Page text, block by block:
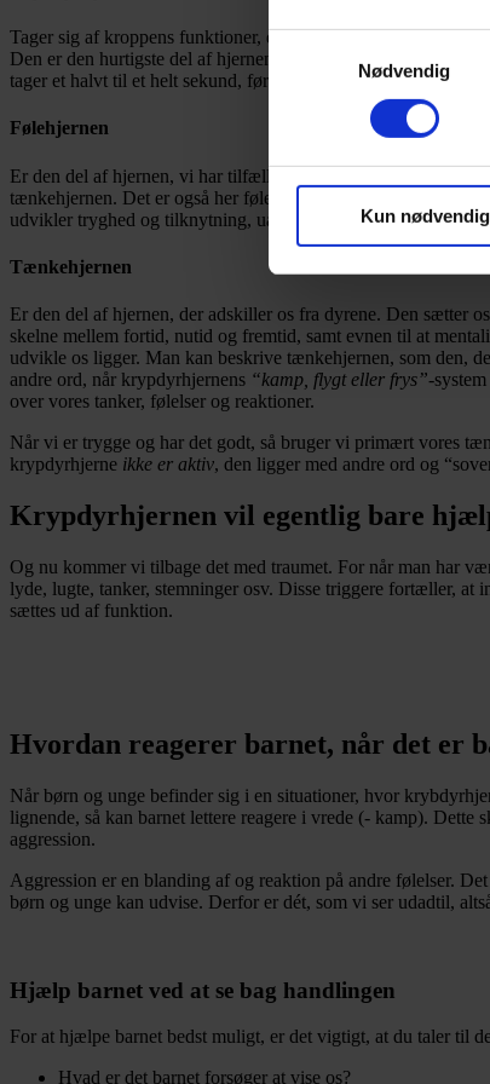
Samtykkevalg
Nødvendig
Kun
Tager sig af kroppens funktioner, drifter og sørger for vores
Den er den hurtigste del af hjernen og reagerer direkte på
tager et halvt til et helt sekund, før krybdyrhjernens reaktion
Følehjernen
Er den del af hjernen, vi har tilfælles med andre pattedyr.
tænkehjernen. Det er også her følelser bor, samt vores evne
udvikler tryghed og tilknytning, uanset om det er til os selv,
Tænkehjernen
Er den del af hjernen, der adskiller os fra dyrene. Den sætter
skelne mellem fortid, nutid og fremtid, samt evnen til at
udvikle os ligger. Man kan beskrive tænkehjernen, som den,
andre ord, når krypdyrhjernens “kamp, flygt eller frys”-
over vores tanker, følelser og reaktioner.
Når vi er trygge og har det godt, så bruger vi primært vores
krypdyrhjerne ikke er aktiv, den ligger med andre ord og
Krypdyrhjernen vil egentlig bare
Og nu kommer vi tilbage det med traumet. For når man har
lyde, lugte, tanker, stemninger osv. Disse triggere fortæller,
sættes ud af funktion.
Hvordan reagerer barnet, når det er
Når børn og unge befinder sig i en situationer, hvor
lignende, så kan barnet lettere reagere i vrede (- kamp).
aggression.
Aggression er en blanding af og reaktion på andre følelser.
børn og unge kan udvise. Derfor er dét, som vi ser udadtil,
Hjælp barnet ved at se bag handlingen
For at hjælpe barnet bedst muligt, er det vigtigt, at du taler til
Hvad er det barnet forsøger at vise os?